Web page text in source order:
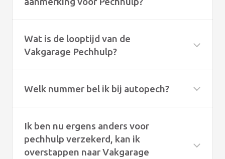
Wat is de looptijd van de
Vakgarage Pechhulp?
Welk nummer bel ik bij autopech?
Ik ben nu ergens anders voor
pechhulp verzekerd, kan ik
overstappen naar Vakgarage